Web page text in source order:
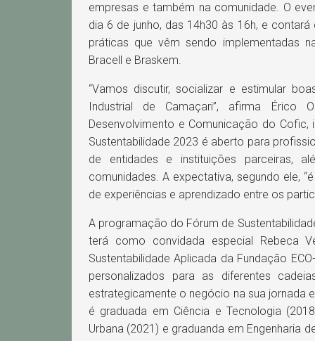
empresas e também na comunidade. O
dia 6 de junho, das 14h30 às 16h, e
práticas que vêm sendo implementadas
Bracell e Braskem.
“Vamos discutir, socializar e estimular
Industrial de Camaçari”, afirma Érico
Desenvolvimento e Comunicação do
Sustentabilidade 2023 é aberto para
de entidades e instituições parceiras,
comunidades. A expectativa, segundo ele,
de experiências e aprendizado entre os
A programação do Fórum de
terá como convidada especial Rebeca
Sustentabilidade Aplicada da Fundação
personalizados para as diferentes
estrategicamente o negócio na sua jornada
é graduada em Ciência e Tecnologia
Urbana (2021) e graduanda em Engenharia